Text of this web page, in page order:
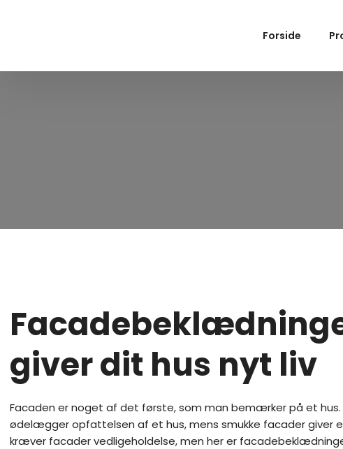
Forside
giver dit hus nyt liv
​Facaden er noget af det første, som man bemærker på et
ødelægger opfattelsen af et hus, mens smukke facader giver
kræver facader vedligeholdelse, men her er